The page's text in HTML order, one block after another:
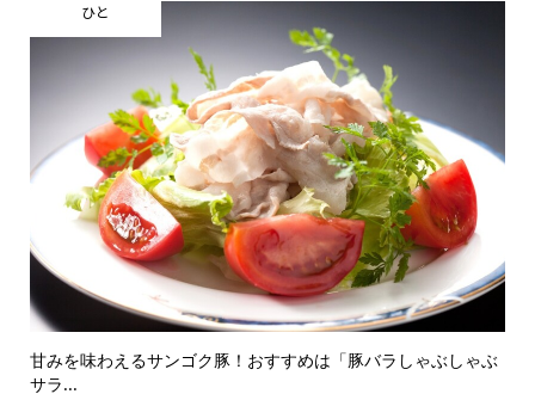
ひと
甘みを味わえるサンゴク豚！おすすめは「豚バラしゃぶしゃぶ
サラ...